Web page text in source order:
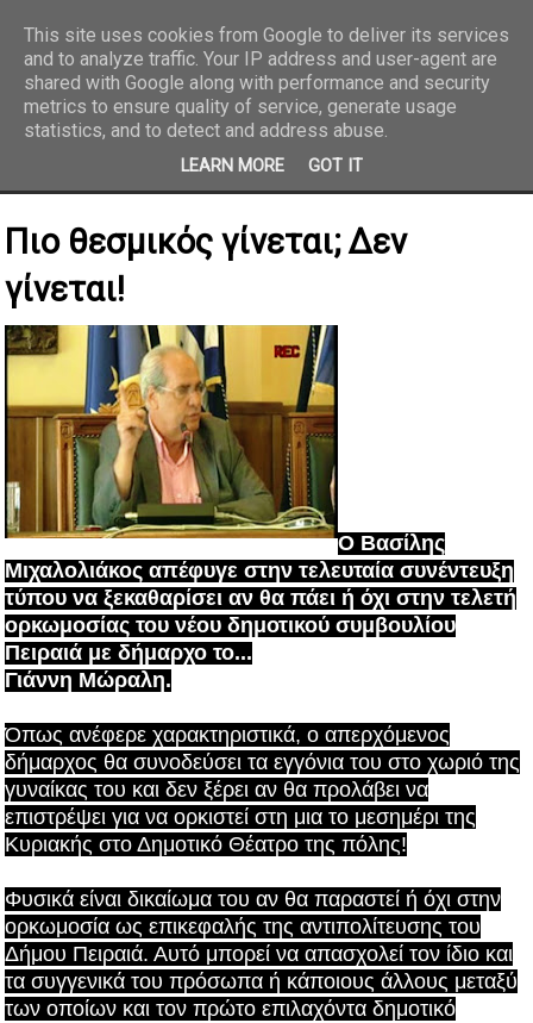
REPORTAZ NET
Πιο θεσμικός γίνεται; Δεν
γίνεται!
Ο Βασίλης
Μιχαλολιάκος απέφυγε στην τελευταία συνέντευξη
τύπου να ξεκαθαρίσει αν θα πάει ή όχι στην τελετή
ορκωμοσίας του νέου δημοτικού συμβουλίου
Πειραιά με δήμαρχο το...
Γιάννη Μώραλη.
Όπως ανέφερε χαρακτηριστικά, ο απερχόμενος
δήμαρχος θα συνοδεύσει τα εγγόνια του στο χωριό της
γυναίκας του και δεν ξέρει αν θα προλάβει να
επιστρέψει για να ορκιστεί στη μια το μεσημέρι της
Κυριακής στο Δημοτικό Θέατρο της πόλης!
Φυσικά είναι δικαίωμα του αν θα παραστεί ή όχι στην
ορκωμοσία ως επικεφαλής της αντιπολίτευσης του
Δήμου Πειραιά. Αυτό μπορεί να απασχολεί τον ίδιο και
τα συγγενικά του πρόσωπα ή κάποιους άλλους μεταξύ
των οποίων και τον πρώτο επιλαχόντα δημοτικό
This site uses cookies from Google to deliver its services
and to analyze traffic. Your IP address and user-agent are
shared with Google along with performance and security
metrics to ensure quality of service, generate usage
statistics, and to detect and address abuse.
LEARN MORE GOT IT